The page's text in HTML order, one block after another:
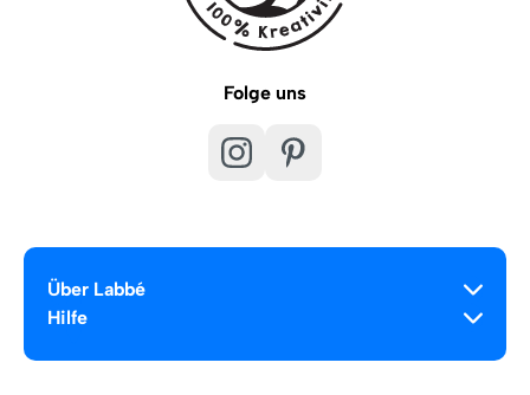
Folge uns
Über Labbé
Hilfe